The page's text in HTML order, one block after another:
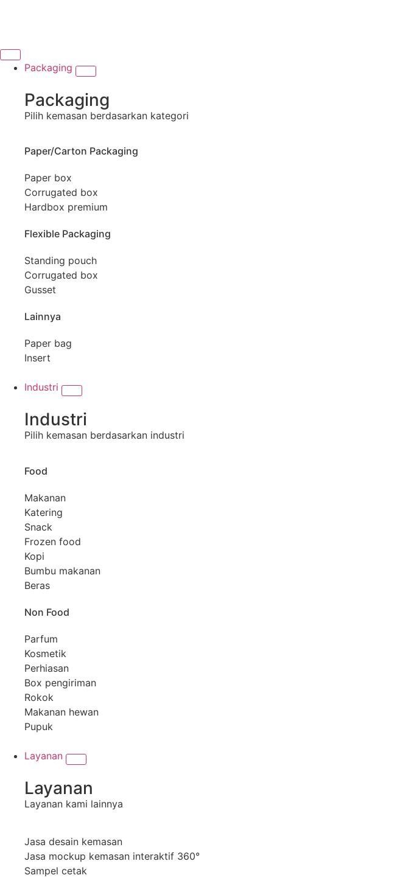
Packaging
Packaging
Pilih kemasan berdasarkan kategori
Paper/Carton Packaging
Paper box
Corrugated box
Hardbox premium
Flexible Packaging
Standing pouch
Corrugated box
Gusset
Lainnya
Paper bag
Insert
Industri
Industri
Pilih kemasan berdasarkan industri
Food
Makanan
Katering
Snack
Frozen food
Kopi
Bumbu makanan
Beras
Non Food
Parfum
Kosmetik
Perhiasan
Box pengiriman
Rokok
Makanan hewan
Pupuk
Layanan
Layanan
Layanan kami lainnya
Jasa desain kemasan
Jasa mockup kemasan interaktif 360°
Sampel cetak